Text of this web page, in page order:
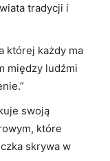
tradycji i
której‌ każdy ma
między ludźmi
swoją
które
skrywa w